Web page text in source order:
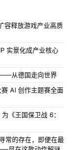
容释放游戏产业高质
实景化成产业核心
从德国走向世界
AI 创作主题赛全面
《王国保卫战 6：
常的存在，即便在最